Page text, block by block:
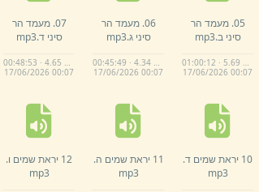
05. מעמד הר
סיני ב.mp3
01:00:12 · 5.69 MB
17/06/2026 00:07
06. מעמד הר
סיני ג.mp3
00:45:49 · 4.34 MB
17/06/2026 00:07
07. מעמד הר
סיני ד.mp3
00:48:53 · 4.65 MB
17/06/2026 00:07
10 יראת שמים ד.
mp3
11 יראת שמים ה.
mp3
12 יראת שמים ו.
mp3